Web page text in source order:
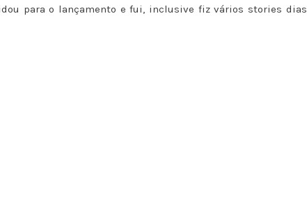
para o lançamento e fui, inclusive fiz vários stories dias